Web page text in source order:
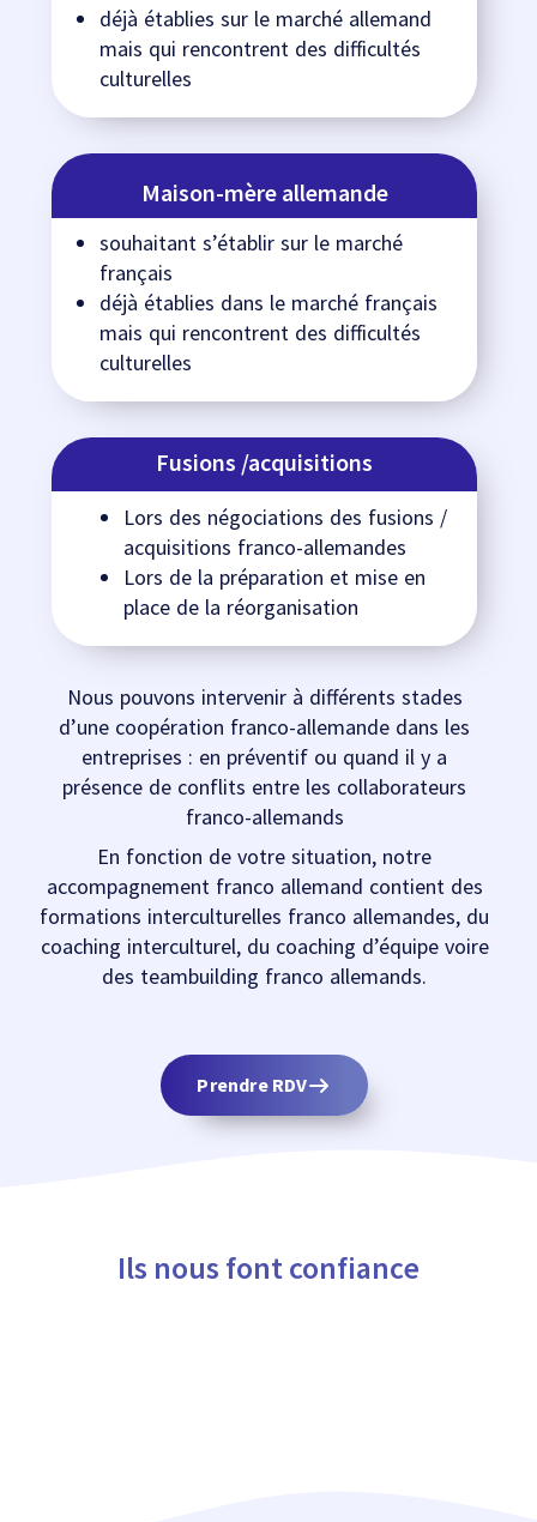
déjà établies sur le marché allemand
mais qui rencontrent des difficultés
culturelles
Maison-mère allemande
souhaitant s’établir sur le marché
français
déjà établies dans le marché français
mais qui rencontrent des difficultés
culturelles
Fusions /acquisitions
Lors des négociations des fusions /
acquisitions franco-allemandes
Lors de la préparation et mise en
place de la réorganisation
Nous pouvons intervenir à différents stades
d’une coopération franco-allemande dans les
entreprises : en préventif ou quand il y a
présence de conflits entre les collaborateurs
franco-allemands
En fonction de votre situation, notre
accompagnement franco allemand contient des
formations interculturelles franco allemandes, du
coaching interculturel, du coaching d’équipevoire
des teambuilding franco allemands.
Prendre RDV
Ils nous font confiance